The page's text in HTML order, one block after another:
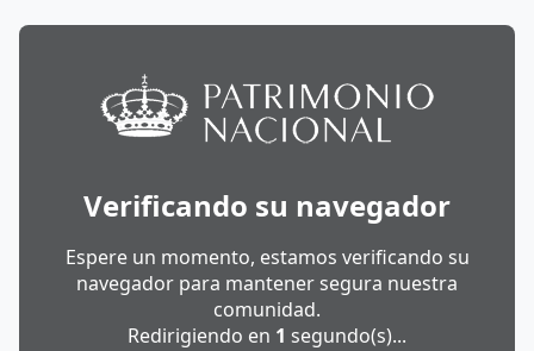
Verificando su navegador
Espere un momento, estamos verificando su
navegador para mantener segura nuestra
comunidad.
Redirigiendo en 1 segundo(s)...